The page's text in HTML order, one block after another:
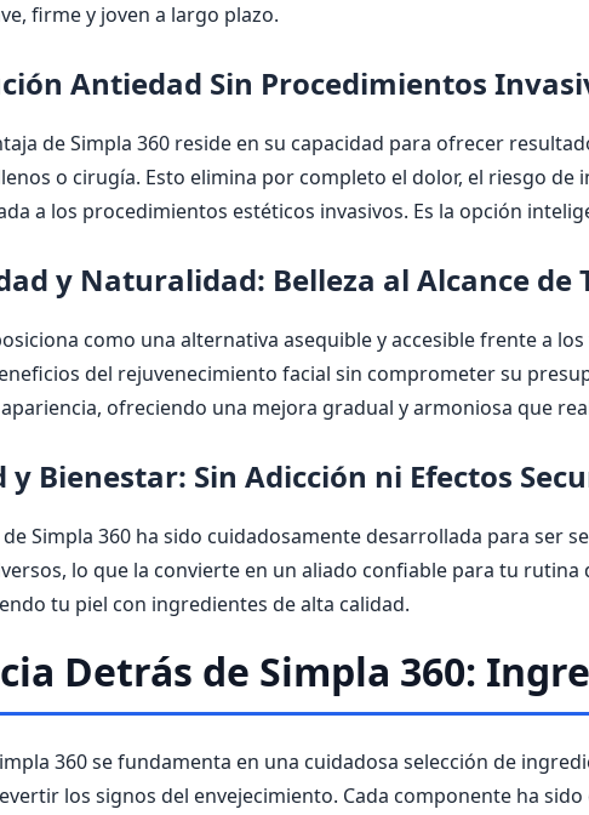
firme y joven a largo plazo.
Antiedad Sin Procedimientos
de Simpla 360 reside en su capacidad para ofrecer
o cirugía. Esto elimina por completo el dolor, el riesgo
a los procedimientos estéticos invasivos. Es la opción
y Naturalidad: Belleza al Alcance de
como una alternativa asequible y accesible frente a
del rejuvenecimiento facial sin comprometer su
ofreciendo una mejora gradual y armoniosa que
y Bienestar: Sin Adicción ni Efectos
Simpla 360 ha sido cuidadosamente desarrollada para ser
lo que la convierte en un aliado confiable para tu
tu piel con ingredientes de alta calidad.
Detrás de Simpla 360:
360 se fundamenta en una cuidadosa selección de
los signos del envejecimiento. Cada componente ha